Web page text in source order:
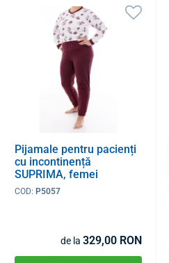
Pijamale pentru pacienți
cu incontinență
SUPRIMA, femei
COD: P5057
de la 329,00 RON